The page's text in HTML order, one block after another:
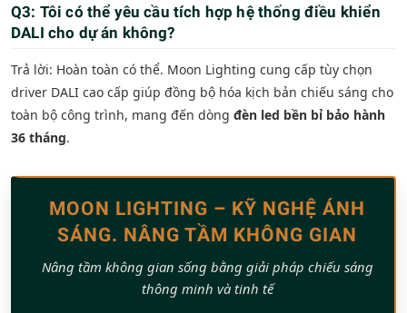
Q3: Tôi có thể yêu cầu tích hợp hệ thống điều khiển
DALI cho dự án không?
Trả lời: Hoàn toàn có thể. Moon Lighting cung cấp tùy chọn
driver DALI cao cấp giúp đồng bộ hóa kịch bản chiếu sáng cho
toàn bộ công trình, mang đến dòng đèn led bền bỉ bảo hành
36 tháng.
MOON LIGHTING – KỸ NGHỆ ÁNH
SÁNG. NÂNG TẦM KHÔNG GIAN
Nâng tầm không gian sống bằng giải pháp chiếu sáng
thông minh và tinh tế